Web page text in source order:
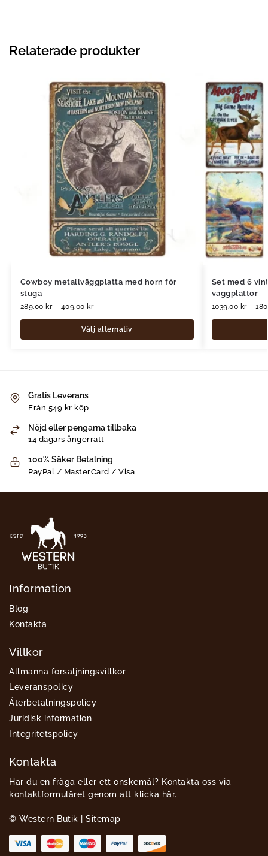
Relaterade produkter
Cowboy metallväggplatta med horn för
stuga
289.00 kr – 409.00 kr
Välj alternativ
Set med 6
väggplattor
1039.00 kr –
Gratis Leverans
Från 549 kr köp
Nöjd eller pengarna tillbaka
14 dagars ångerrätt
100% Säker Betalning
PayPal / MasterCard / Visa
Information
Blog
Kontakta
Villkor
Allmänna försäljningsvillkor
Leveranspolicy
Återbetalningspolicy
Juridisk information
Integritetspolicy
Kontakta
Har du en fråga eller ett önskemål? Kontakta oss via
kontaktformuläret genom att klicka här.
© Western Butik | Sitemap